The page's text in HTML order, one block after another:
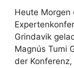
Heute Morgen
Grindavik
Magnús Tumi
der